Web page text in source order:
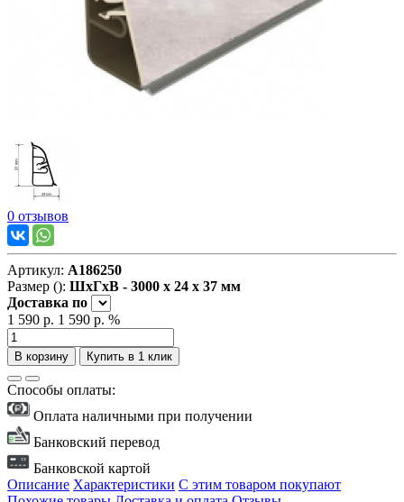
0 отзывов
Артикул: А186250
Размер (): ШxГxВ - 3000 x 24 x 37 мм
Доставка по
1 590 р. 1 590 р. %
В корзину Купить в 1 клик
Способы оплаты:
Оплата наличными при получении
Банковский перевод
Банковской картой
Описание Характеристики С этим товаром покупают